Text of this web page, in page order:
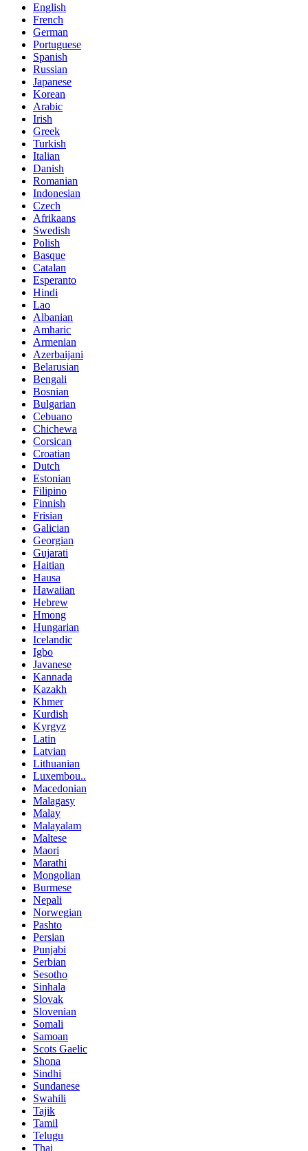
English
French
German
Portuguese
Spanish
Russian
Japanese
Korean
Arabic
Irish
Greek
Turkish
Italian
Danish
Romanian
Indonesian
Czech
Afrikaans
Swedish
Polish
Basque
Catalan
Esperanto
Hindi
Lao
Albanian
Amharic
Armenian
Azerbaijani
Belarusian
Bengali
Bosnian
Bulgarian
Cebuano
Chichewa
Corsican
Croatian
Dutch
Estonian
Filipino
Finnish
Frisian
Galician
Georgian
Gujarati
Haitian
Hausa
Hawaiian
Hebrew
Hmong
Hungarian
Icelandic
Igbo
Javanese
Kannada
Kazakh
Khmer
Kurdish
Kyrgyz
Latin
Latvian
Lithuanian
Luxembou..
Macedonian
Malagasy
Malay
Malayalam
Maltese
Maori
Marathi
Mongolian
Burmese
Nepali
Norwegian
Pashto
Persian
Punjabi
Serbian
Sesotho
Sinhala
Slovak
Slovenian
Somali
Samoan
Scots Gaelic
Shona
Sindhi
Sundanese
Swahili
Tajik
Tamil
Telugu
Thai